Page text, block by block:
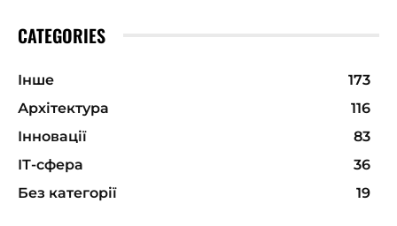
CATEGORIES
Інше
173
Архітектура
116
Інновації
83
ІТ-сфера
36
Без категорії
19